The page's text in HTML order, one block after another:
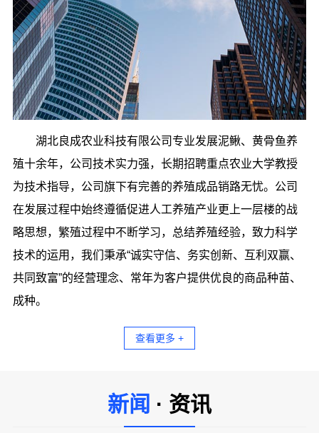
湖北良成农业科技有限公司专业发展泥鳅、黄骨鱼养
殖十余年，公司技术实力强，长期招聘重点农业大学教授
为技术指导，公司旗下有完善的养殖成品销路无忧。公司
在发展过程中始终遵循促进人工养殖产业更上一层楼的战
略思想，繁殖过程中不断学习，总结养殖经验，致力科学
技术的运用，我们秉承“诚实守信、务实创新、互利双赢、
共同致富”的经营理念、常年为客户提供优良的商品种苗、
成种。
查看更多 +
新闻 · 资讯